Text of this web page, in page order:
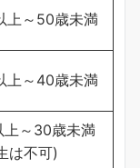
上～50歳未満
上～40歳未満
上～30歳未満
は不可)